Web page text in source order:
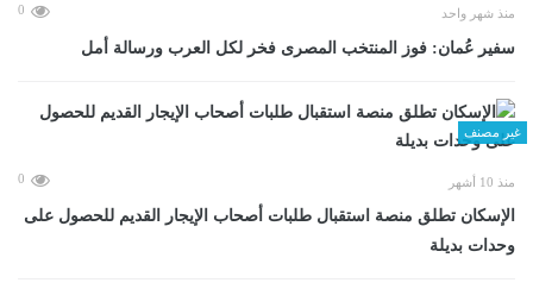
منذ شهر واحد 0
سفير عُمان: فوز المنتخب المصرى فخر لكل العرب ورسالة أمل
غير مصنف
منذ 10 أشهر 0
الإسكان تطلق منصة استقبال طلبات أصحاب الإيجار القديم للحصول على
وحدات بديلة